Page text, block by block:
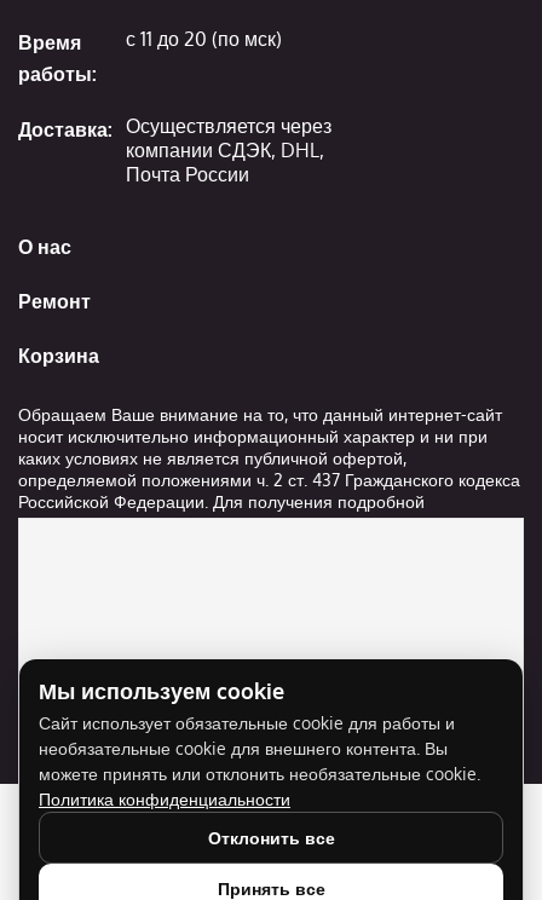
О нас
Ремонт
Корзина
Время
работы:
с 11 до 20 (по мск)
Доставка: Осуществляется через
компании СДЭК, DHL,
Почта России
Обращаем Ваше внимание на то, что данный интернет-сайт
носит исключительно информационный характер и ни при
каких условиях не является публичной офертой,
определяемой положениями ч. 2 ст. 437 Гражданского кодекса
Российской Федерации. Для получения подробной
информации о стоимости и сроках выполнения услуг,
Для отображения карты нужно разрешить
использование cookie для внешнего контента.
Разрешить cookie
Мы используем cookie
Сайт использует обязательные cookie для работы и
необязательные cookie для внешнего контента. Вы
можете принять или отклонить необязательные cookie.
Политика конфиденциальности
Отклонить все
Принять все